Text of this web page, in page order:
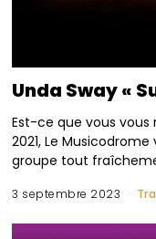
Unda Sway «
Est-ce que vous vous
2021, Le
groupe tout
3 septembre 2023